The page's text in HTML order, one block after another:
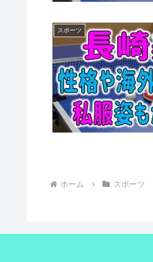
スポーツ
ホーム スポーツ